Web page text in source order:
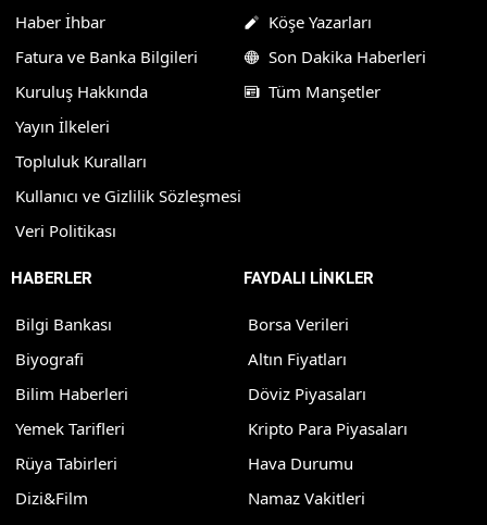
Haber İhbar
Fatura ve Banka Bilgileri
Kuruluş Hakkında
Yayın İlkeleri
Topluluk Kuralları
Kullanıcı ve Gizlilik Sözleşmesi
Veri Politikası
Köşe Yazarları
Son Dakika Haberleri
Tüm Manşetler
HABERLER
Bilgi Bankası
Biyografi
Bilim Haberleri
Yemek Tarifleri
Rüya Tabirleri
Dizi&Film
FAYDALI LİNKLER
Borsa Verileri
Altın Fiyatları
Döviz Piyasaları
Kripto Para Piyasaları
Hava Durumu
Namaz Vakitleri